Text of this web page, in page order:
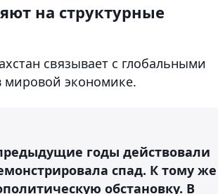
на структурные
связывает с глобальными
мировой экономике.
годы действовали
спад. К тому же
обстановку. В